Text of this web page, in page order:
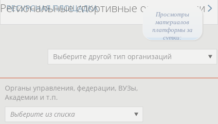
Просмотры
материалов
платформы за
сутки:
РЕСУРСНАЯ ПЛОЩАДКА
Региональные спортивные организации
Выберите другой тип организаций
Органы управления, федерации, ВУЗы,
Академии и т.п.
Выберите из списка